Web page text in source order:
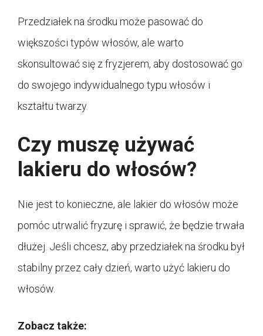
Przedziałek na środku może pasować do
większości typów włosów, ale warto
skonsultować się z fryzjerem, aby dostosować go
do swojego indywidualnego typu włosów i
kształtu twarzy.
Czy muszę używać
lakieru do włosów?
Nie jest to konieczne, ale lakier do włosów może
pomóc utrwalić fryzurę i sprawić, że będzie trwała
dłużej. Jeśli chcesz, aby przedziałek na środku był
stabilny przez cały dzień, warto użyć lakieru do
włosów.
Zobacz także: